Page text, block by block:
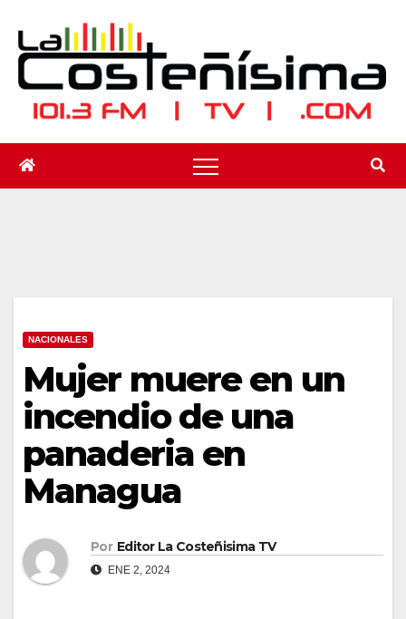
contenido
NACIONALES
Mujer muere en un
incendio de una
panaderia en
Managua
Por Editor La Costeñisima TV
ENE 2, 2024